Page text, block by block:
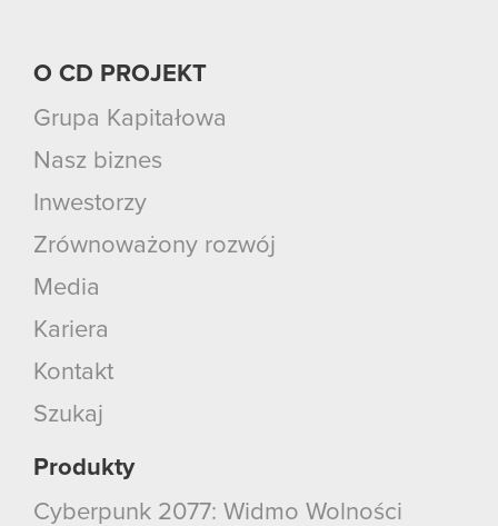
O CD PROJEKT
Grupa Kapitałowa
Nasz biznes
Inwestorzy
Zrównoważony rozwój
Media
Kariera
Kontakt
Szukaj
Produkty
Cyberpunk 2077: Widmo Wolności